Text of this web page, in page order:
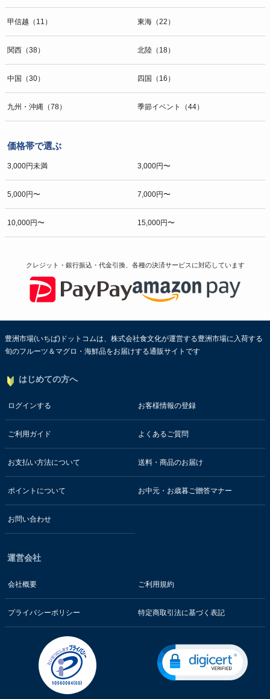
甲信越（11） 東海（22）
関西（38） 北陸（18）
中国（30） 四国（16）
九州・沖縄（78） 季節イベント（44）
価格帯で選ぶ
3,000円未満 3,000円〜
5,000円〜 7,000円〜
10,000円〜 15,000円〜
クレジット・銀行振込・代金引換、各種の決済サービスに対応しています
豊洲市場(いちば)ドットコムは、株式会社食文化が運営する豊洲市場に入荷する
旬のフルーツ＆マグロ・海鮮品をお届けする通販サイトです
はじめての方へ
ログインする お客様情報の登録
ご利用ガイド よくあるご質問
お支払い方法について 送料・商品のお届け
ポイントについて お中元・お歳暮ご贈答マナー
お問い合わせ
運営会社
会社概要 ご利用規約
プライバシーポリシー 特定商取引法に基づく表記